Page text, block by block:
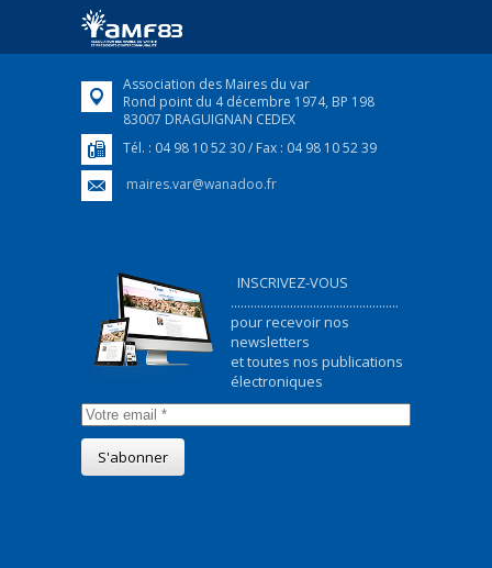
FEUILLETER
Association des Maires du var
Rond point du 4 décembre 1974, BP 198
83007 DRAGUIGNAN CEDEX
Tél. : 04 98 10 52 30 / Fax : 04 98 10 52 39
maires.var@wanadoo.fr
INSCRIVEZ-VOUS
...................................................
pour recevoir nos
newsletters
et toutes nos publications
électroniques